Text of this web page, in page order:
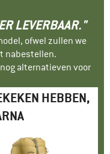
LEVERBAAR."
ofwel zullen we
nabestellen.
alternatieven voor
HEBBEN,